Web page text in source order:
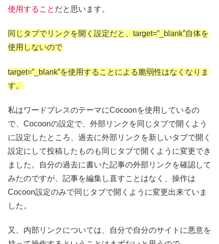
使用すること だと思います。
同じタブでリンクを開く設定だと、target=”_blank”自体を
使用しないので
target=”_blank”を使用することによる脆弱性はなくなりま
す。
私はワードプレスのテーマにCocoonを使用しているの
で、Cocoonの設定で、外部リンクを同じタブで開くよう
に設定したところ、過去に外部リンクを新しいタブで開く
設定にして投稿したものも同じタブで開くように変更でき
ました。自分の過去に書いた記事の外部リンクを確認して
みたのですが、記事を編集し直すことはなく、操作は
Cocoon設定のみで同じタブで開くように変更出来ていま
した。
又、内部リンクについては、自分で自分のサイトに悪意を